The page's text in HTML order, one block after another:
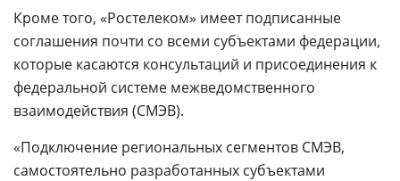
Кроме того, «Ростелеком» имеет подписанные
соглашения почти со всеми субъектами федерации,
которые касаются консультаций и присоединения к
федеральной системе межведомственного
взаимодействия (СМЭВ).
«Подключение региональных сегментов СМЭВ,
самостоятельно разработанных субъектами